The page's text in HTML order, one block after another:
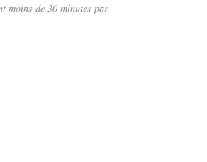
moins de 30 minutes par